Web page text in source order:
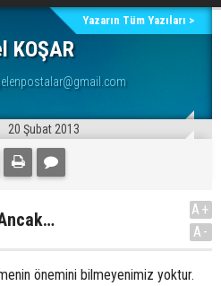
KOŞAR
Yazarın Tüm Yazıları >
20 Şubat 2013
A+
A-
önemini bilmeyenimiz yoktur.